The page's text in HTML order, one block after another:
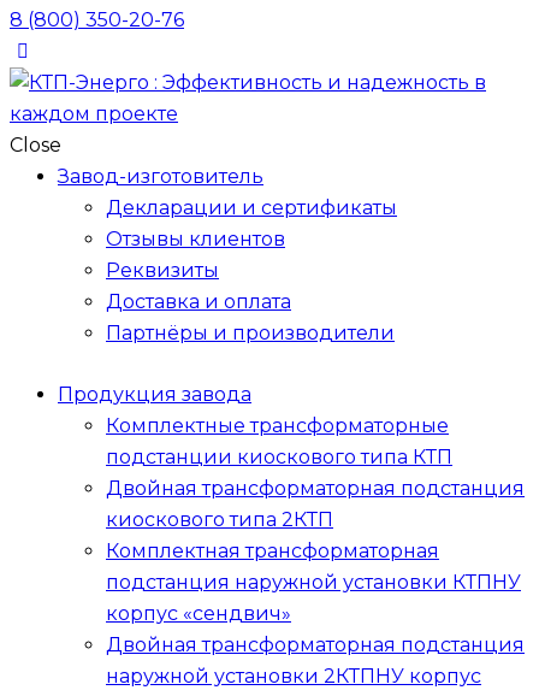
8 (800) 350-20-76
Close
Завод-изготовитель
Декларации и сертификаты
Отзывы клиентов
Реквизиты
Доставка и оплата
Партнёры и производители
Продукция завода
Комплектные трансформаторные
подстанции киоскового типа КТП
Двойная трансформаторная подстанция
киоскового типа 2КТП
Комплектная трансформаторная
подстанция наружной установки КТПНУ
корпус «сендвич»
Двойная трансформаторная подстанция
наружной установки 2КТПНУ корпус